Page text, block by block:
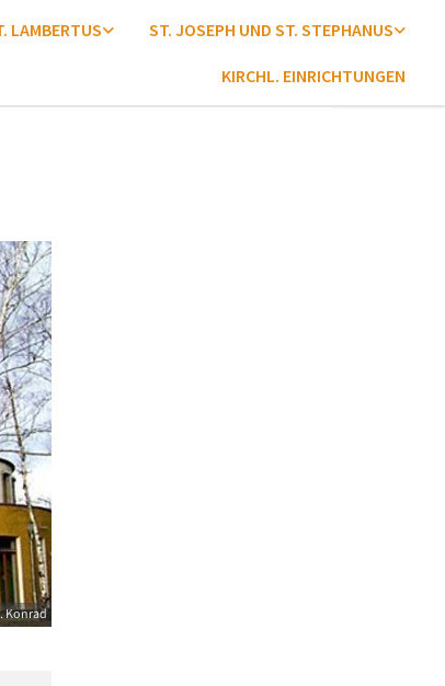
LAMBERTUS ST. JOSEPH UND ST. STEPHANUS
KIRCHL. EINRICHTUNGEN
Konrad